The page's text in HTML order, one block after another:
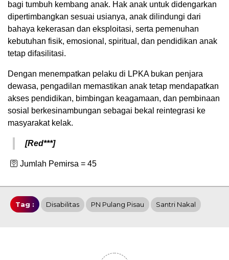
bagi tumbuh kembang anak. Hak anak untuk didengarkan
dipertimbangkan sesuai usianya, anak dilindungi dari
bahaya kekerasan dan eksploitasi, serta pemenuhan
kebutuhan fisik, emosional, spiritual, dan pendidikan anak
tetap difasilitasi.
Dengan menempatkan pelaku di LPKA bukan penjara
dewasa, pengadilan memastikan anak tetap mendapatkan
akses pendidikan, bimbingan keagamaan, dan pembinaan
sosial berkesinambungan sebagai bekal reintegrasi ke
masyarakat kelak.
[Red***]
🛜 Jumlah Pemirsa = 45
Tag : Disabilitas PN Pulang Pisau Santri Nakal